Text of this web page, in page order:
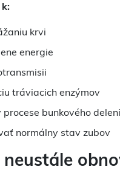
krvi
energie
tráviacich enzýmov
procese bunkového
normálny stav zubov